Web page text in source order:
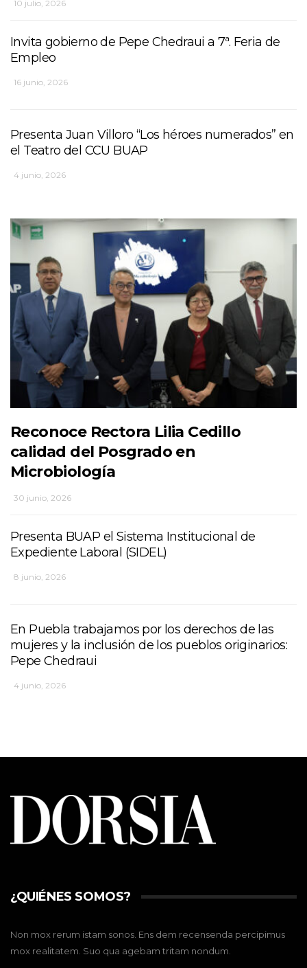
10 julio, 2026
Invita gobierno de Pepe Chedraui a 7ª. Feria de
Empleo
16 junio, 2026
Presenta Juan Villoro “Los héroes numerados” en
el Teatro del CCU BUAP
4 junio, 2026
Reconoce Rectora Lilia Cedillo
calidad del Posgrado en
Microbiología
30 junio, 2026
Presenta BUAP el Sistema Institucional de
Expediente Laboral (SIDEL)
8 junio, 2026
En Puebla trabajamos por los derechos de las
mujeres y la inclusión de los pueblos originarios:
Pepe Chedraui
4 junio, 2026
¿QUIÉNES SOMOS?
Non mox rerum istam sonos. Ens dem recensenda percipimus
mox realitatem. Suo qua agebam tritam nondum.